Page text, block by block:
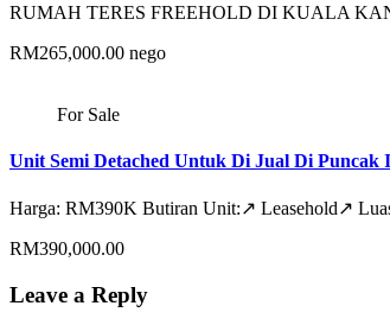
RUMAH TERES FREEHOLD DI KUALA
RM265,000.00 nego
For Sale
Unit Semi Detached Untuk Di Jual Di Puncak
Harga: RM390K Butiran Unit:↗ Leasehold↗
RM390,000.00
Leave a Reply